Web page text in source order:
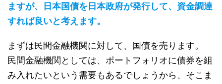
ますが、日本国債を日本政府が発行して、資金調達
すれば良いと考えます。
まずは民間金融機関に対して、国債を売ります。
民間金融機関としては、ポートフォリオに債券を組
み入れたいという需要もあるでしょうから、そこま